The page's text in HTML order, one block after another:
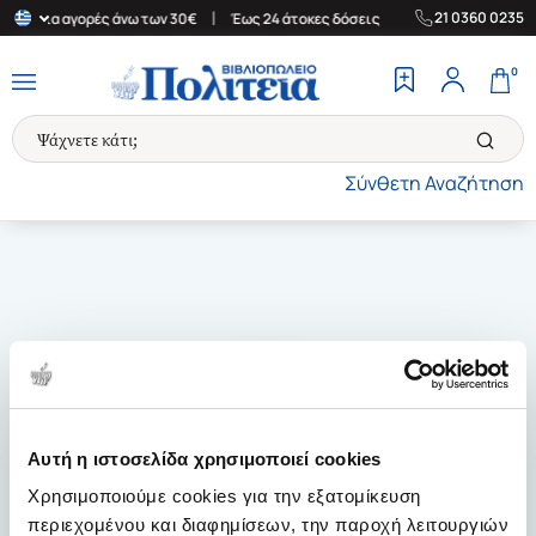
Αυτή η ιστοσελίδα χρησιμοποιεί cookies
Χρησιμοποιούμε cookies για την εξατομίκευση
περιεχομένου και διαφημίσεων, την παροχή λειτουργιών
για αγορές άνω των 30€ | Έως 24 άτοκες δόσεις | Δωρεάν
21 0360 0235
Σύνθετη Αναζήτηση
0